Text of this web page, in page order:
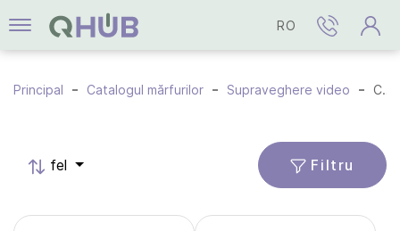
RO
Principal Catalogul mărfurilor Supraveghere video Camere DeepinView Series
fel Filtru